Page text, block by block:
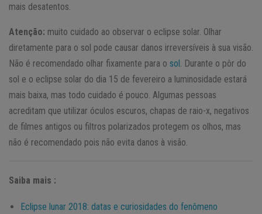
mais desatentos.
Atenção: muito cuidado ao observar o eclipse solar. Olhar
diretamente para o sol pode causar danos irreversíveis à sua visão.
Não é recomendado olhar fixamente para o sol . Durante o pôr do
sol e o eclipse solar do dia 15 de fevereiro a luminosidade estará
mais baixa, mas todo cuidado é pouco. Algumas pessoas
acreditam que utilizar óculos escuros, chapas de raio-x, negativos
de filmes antigos ou filtros polarizados protegem os olhos, mas
não é recomendado pois não evita danos à visão.
Saiba mais :
Eclipse lunar 2018: datas e curiosidades do fenômeno